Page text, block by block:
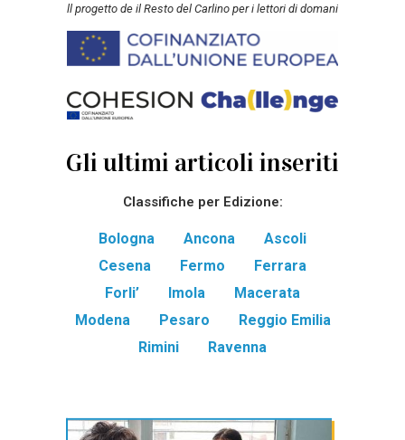
ll progetto de il Resto del Carlino per i lettori di domani
Gli ultimi articoli inseriti
Classifiche per Edizione:
Bologna Ancona
Ascoli
Cesena
Fermo
Ferrara
Forli’
Imola
Macerata
Modena
Pesaro
Reggio Emilia
Rimini
Ravenna